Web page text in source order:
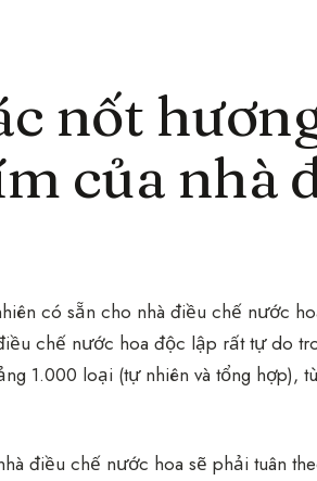
nốt
của nhà
có sẵn cho nhà điều chế nước
chế nước hoa độc lập rất tự do
1.000 loại (tự nhiên và tổng hợp),
điều chế nước hoa sẽ phải tuân